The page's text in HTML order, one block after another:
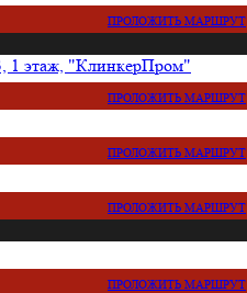
ПРОЛОЖИТЬ МАРШРУТ
1 этаж, "КлинкерПром"
ПРОЛОЖИТЬ МАРШРУТ
ПРОЛОЖИТЬ МАРШРУТ
ПРОЛОЖИТЬ МАРШРУТ
ПРОЛОЖИТЬ МАРШРУТ